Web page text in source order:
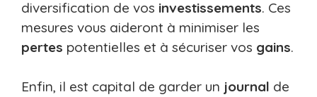
diversification de vos investissements. Ces
mesures vous aideront à minimiser les
pertes potentielles et à sécuriser vos gains.
Enfin, il est capital de garder un journal de